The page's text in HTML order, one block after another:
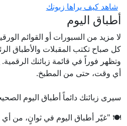
شاهد كيف يراها زبونك
أطباق اليوم
لا مزيد من السبورات أو القوائم
كل صباح تكتب المقبلات والأطباق
وتظهر فوراً في قائمة زبائنك
أي وقت، حتى من المطبخ.
سيرى زبائنك دائماً أطباق اليوم
🍽️ "غيّر أطباق اليوم في ثوانٍ، من